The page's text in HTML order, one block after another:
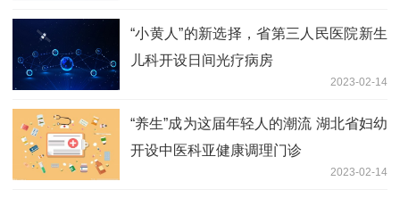
“小黄人”的新选择，省第三人民医院新生
儿科开设日间光疗病房
2023-02-14
“养生”成为这届年轻人的潮流 湖北省妇幼
开设中医科亚健康调理门诊
2023-02-14